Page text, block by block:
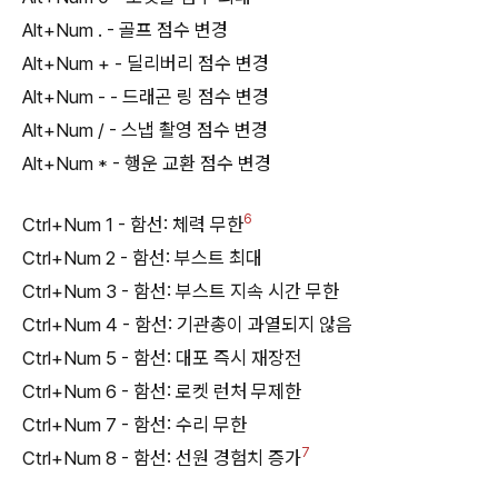
Alt+Num . - 골프 점수 변경
Alt+Num + - 딜리버리 점수 변경
Alt+Num - - 드래곤 링 점수 변경
Alt+Num / - 스냅 촬영 점수 변경
Alt+Num * - 행운 교환 점수 변경
Ctrl+Num 1 - 함선: 체력 무한6
Ctrl+Num 2 - 함선: 부스트 최대
Ctrl+Num 3 - 함선: 부스트 지속 시간 무한
Ctrl+Num 4 - 함선: 기관총이 과열되지 않음
Ctrl+Num 5 - 함선: 대포 즉시 재장전
Ctrl+Num 6 - 함선: 로켓 런처 무제한
Ctrl+Num 7 - 함선: 수리 무한
Ctrl+Num 8 - 함선: 선원 경험치 증가7